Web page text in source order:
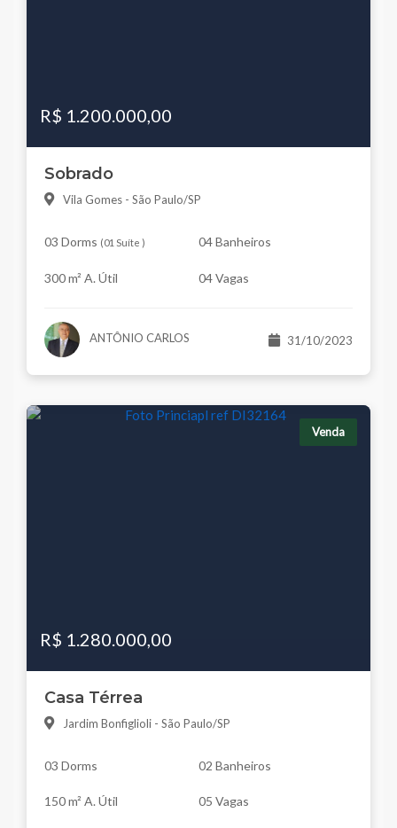
R$ 1.200.000,00
Sobrado
Vila Gomes - São Paulo/SP
03 Dorms (01 Suíte ) 04 Banheiros
300 m² A. Útil 04 Vagas
ANTÔNIO CARLOS 31/10/2023
Venda
R$ 1.280.000,00
Casa Térrea
Jardim Bonfiglioli - São Paulo/SP
03 Dorms 02 Banheiros
150 m² A. Útil 05 Vagas